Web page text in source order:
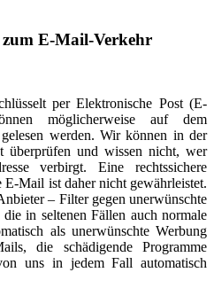
E-Mail-Verkehr
per Elektronische Post (E-
möglicherweise auf dem
werden. Wir können in der
überprüfen und wissen nicht, wer
verbirgt. Eine rechtssichere
Mail ist daher nicht gewährleistet.
– Filter gegen unerwünschte
in seltenen Fällen auch normale
als unerwünschte Werbung
die schädigende Programme
uns in jedem Fall automatisch